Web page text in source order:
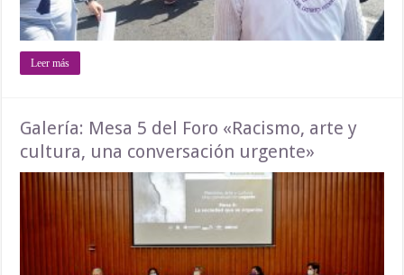
Leer más
Galería: Mesa 5 del Foro «Racismo, arte y
cultura, una conversación urgente»